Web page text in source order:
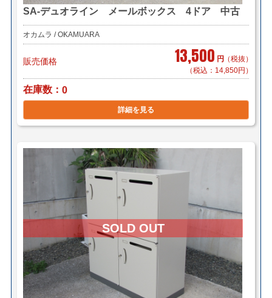
SA-デュオライン メールボックス 4ドア 中古
オカムラ / OKAMUARA
販売価格 13,500 円 （税抜）
（税込：14,850円）
在庫数 0
詳細を見る